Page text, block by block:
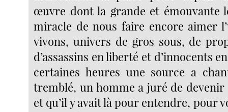
œuvre dont la grande et émouvante
miracle de nous faire encore aimer
vivons, univers de gros sous, de
d’assassins en liberté et d’innocents
certaines heures une source a
tremblé, un homme a juré de
et qu’il y avait là pour entendre, pour